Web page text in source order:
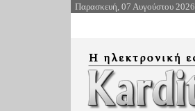
Παρασκευή, 07 Αυγούστου 2026